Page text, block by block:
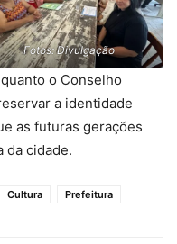
Fotos: Divulgação
o Conselho
a identidade
as futuras gerações
da cidade.
Cultura Prefeitura